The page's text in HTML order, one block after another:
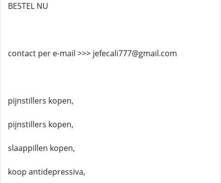
BESTEL NU
contact per e-mail >>> jefecali777@gmail.com
pijnstillers kopen,
pijnstillers kopen,
slaappillen kopen,
koop antidepressiva,